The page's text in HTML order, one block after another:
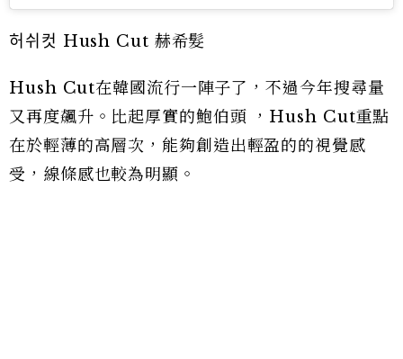
허쉬컷 Hush Cut 赫希髮
Hush Cut在韓國流行一陣子了，不過今年搜尋量
又再度飆升。比起厚實的鮑伯頭 ，Hush Cut重點
在於輕薄的高層次，能夠創造出輕盈的的視覺感
受，線條感也較為明顯。